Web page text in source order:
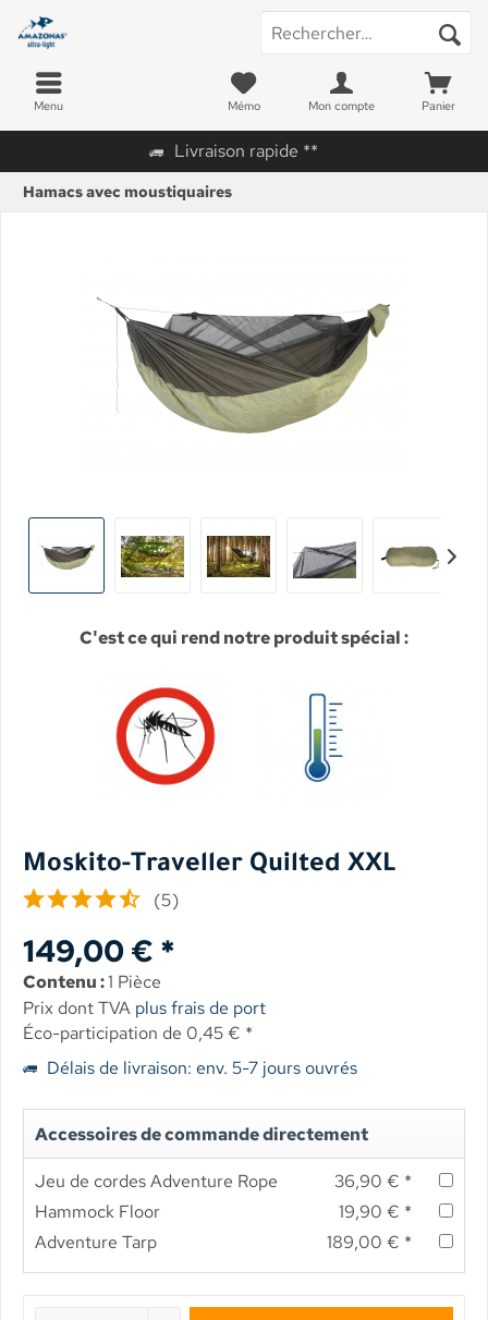
Livraison rapide **
Menu Panier
Mémo Mon compte
Hamacs avec moustiquaires
C'est ce qui rend notre produit spécial :
Moskito-Traveller Quilted XXL
(5)
149,00 € *
Contenu :1 Pièce
Prix dont TVA plus frais de port
Éco-participation de 0,45 € *
Délais de livraison: env. 5-7 jours ouvrés
Accessoires de commande directement
Jeu de cordes Adventure Rope
36,90 € *
Hammock Floor
19,90 € *
Adventure Tarp
189,00 € *